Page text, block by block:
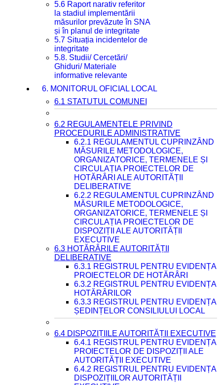
5.6 Raport narativ referitor
la stadiul implementării
măsurilor prevăzute în SNA
și în planul de integritate
5.7 Situația incidentelor de
integritate
5.8. Studii/ Cercetări/
Ghiduri/ Materiale
informative relevante
6. MONITORUL OFICIAL LOCAL
6.1 STATUTUL COMUNEI
6.2 REGULAMENTELE PRIVIND
PROCEDURILE ADMINISTRATIVE
6.2.1 REGULAMENTUL CUPRINZÂND
MĂSURILE METODOLOGICE,
ORGANIZATORICE, TERMENELE ȘI
CIRCULAȚIA PROIECTELOR DE
HOTĂRÂRI ALE AUTORITĂȚII
DELIBERATIVE
6.2.2 REGULAMENTUL CUPRINZÂND
MĂSURILE METODOLOGICE,
ORGANIZATORICE, TERMENELE ȘI
CIRCULAȚIA PROIECTELOR DE
DISPOZIȚII ALE AUTORITĂȚII
EXECUTIVE
6.3 HOTĂRÂRILE AUTORITĂȚII
DELIBERATIVE
6.3.1 REGISTRUL PENTRU EVIDENȚA
PROIECTELOR DE HOTĂRÂRI
6.3.2 REGISTRUL PENTRU EVIDENȚA
HOTĂRÂRILOR
6.3.3 REGISTRUL PENTRU EVIDENȚA
ȘEDINȚELOR CONSILIULUI LOCAL
6.4 DISPOZIȚIILE AUTORITĂȚII EXECUTIVE
6.4.1 REGISTRUL PENTRU EVIDENȚA
PROIECTELOR DE DISPOZIȚII ALE
AUTORITĂȚII EXECUTIVE
6.4.2 REGISTRUL PENTRU EVIDENȚA
DISPOZIȚIILOR AUTORITĂȚII